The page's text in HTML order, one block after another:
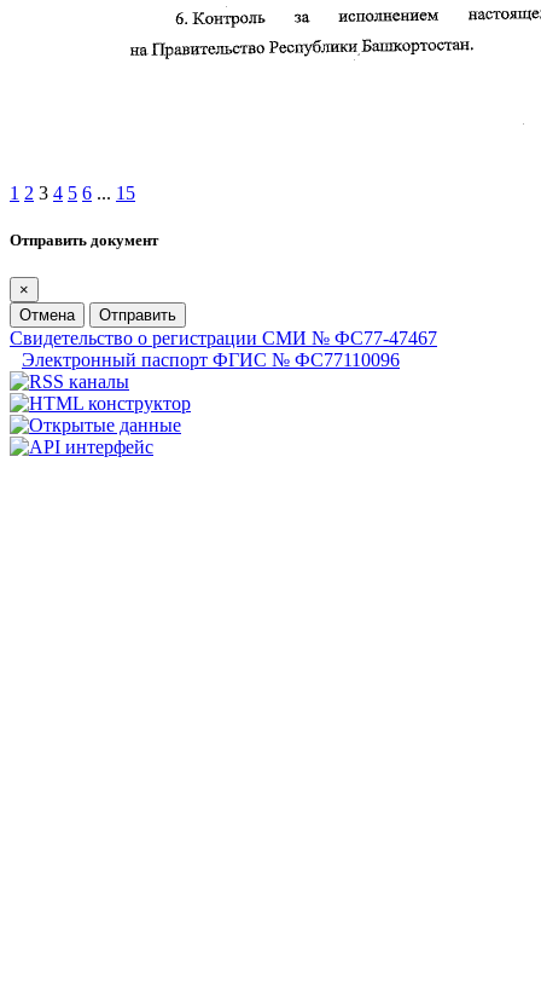
1 2 3 4 5 6 ... 15
Отправить документ
×
Отмена
Отправить
Свидетельство о регистрации СМИ № ФС77-47467
Электронный паспорт ФГИС № ФС77110096